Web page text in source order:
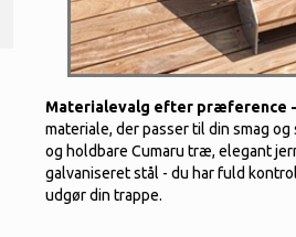
Materialevalg efter præference -
materiale, der passer til din smag
og holdbare Cumaru træ, elegant
galvaniseret stål - du har fuld
udgør din trappe.